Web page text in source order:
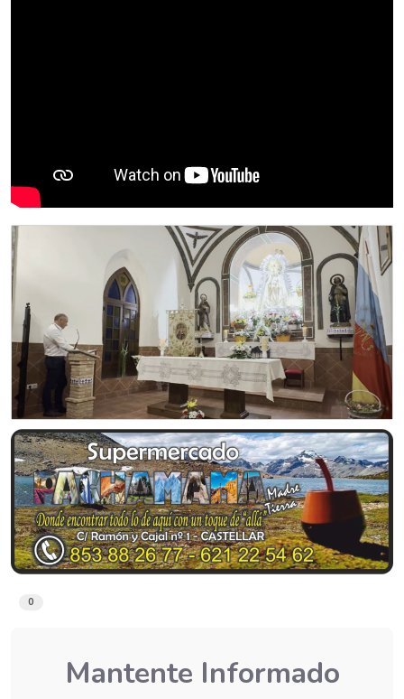
0
Mantente Informado